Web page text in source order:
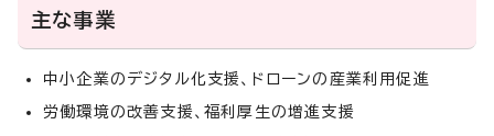
主な事業
中小企業のデジタル化支援、ドローンの産業利用促進
労働環境の改善支援、福利厚生の増進支援